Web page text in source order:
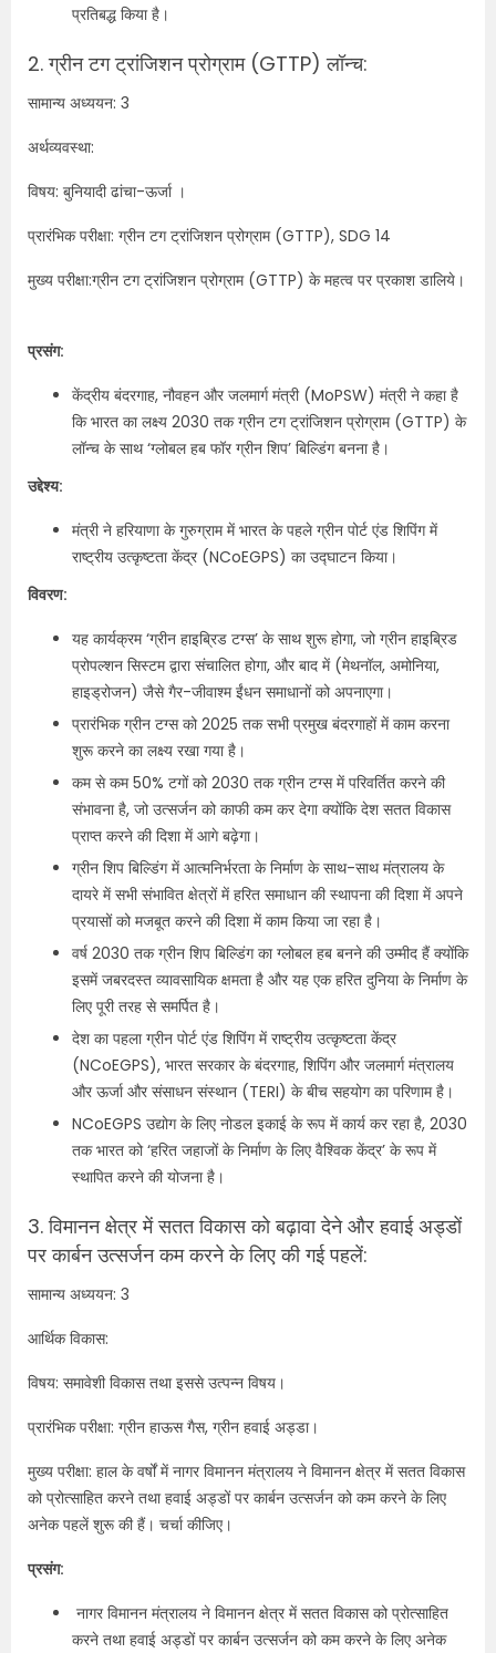
प्रतिबद्ध किया है।
2. ग्रीन टग ट्रांजिशन प्रोग्राम (GTTP) लॉन्च:
सामान्य अध्ययन: 3
अर्थव्यवस्था:
विषय: बुनियादी ढांचा-ऊर्जा ।
प्रारंभिक परीक्षा: ग्रीन टग ट्रांजिशन प्रोग्राम (GTTP), SDG 14
मुख्य परीक्षा:ग्रीन टग ट्रांजिशन प्रोग्राम (GTTP) के महत्व पर प्रकाश डालिये।
प्रसंग:
केंद्रीय बंदरगाह, नौवहन और जलमार्ग मंत्री (MoPSW) मंत्री ने कहा है
कि भारत का लक्ष्य 2030 तक ग्रीन टग ट्रांजिशन प्रोग्राम (GTTP) के
लॉन्च के साथ ‘ग्लोबल हब फॉर ग्रीन शिप’ बिल्डिंग बनना है।
उद्देश्य:
मंत्री ने हरियाणा के गुरुग्राम में भारत के पहले ग्रीन पोर्ट एंड शिपिंग में
राष्ट्रीय उत्कृष्टता केंद्र (NCoEGPS) का उद्घाटन किया।
विवरण:
यह कार्यक्रम ‘ग्रीन हाइब्रिड टग्स’ के साथ शुरू होगा, जो ग्रीन हाइब्रिड
प्रोपल्शन सिस्टम द्वारा संचालित होगा, और बाद में (मेथनॉल, अमोनिया,
हाइड्रोजन) जैसे गैर-जीवाश्म ईंधन समाधानों को अपनाएगा।
प्रारंभिक ग्रीन टग्स को 2025 तक सभी प्रमुख बंदरगाहों में काम करना
शुरू करने का लक्ष्य रखा गया है।
कम से कम 50% टगों को 2030 तक ग्रीन टग्स में परिवर्तित करने की
संभावना है, जो उत्सर्जन को काफी कम कर देगा क्योंकि देश सतत विकास
प्राप्त करने की दिशा में आगे बढ़ेगा।
ग्रीन शिप बिल्डिंग में आत्मनिर्भरता के निर्माण के साथ-साथ मंत्रालय के
दायरे में सभी संभावित क्षेत्रों में हरित समाधान की स्थापना की दिशा में अपने
प्रयासों को मजबूत करने की दिशा में काम किया जा रहा है।
वर्ष 2030 तक ग्रीन शिप बिल्डिंग का ग्लोबल हब बनने की उम्मीद हैं क्योंकि
इसमें जबरदस्त व्यावसायिक क्षमता है और यह एक हरित दुनिया के निर्माण के
लिए पूरी तरह से समर्पित है।
देश का पहला ग्रीन पोर्ट एंड शिपिंग में राष्ट्रीय उत्कृष्टता केंद्र
(NCoEGPS), भारत सरकार के बंदरगाह, शिपिंग और जलमार्ग मंत्रालय
और ऊर्जा और संसाधन संस्थान (TERI) के बीच सहयोग का परिणाम है।
NCoEGPS उद्योग के लिए नोडल इकाई के रूप में कार्य कर रहा है, 2030
तक भारत को ‘हरित जहाजों के निर्माण के लिए वैश्विक केंद्र’ के रूप में
स्थापित करने की योजना है।
3. विमानन क्षेत्र में सतत विकास को बढ़ावा देने और हवाई अड्डों
पर कार्बन उत्सर्जन कम करने के लिए की गई पहलें:
सामान्य अध्ययन: 3
आर्थिक विकास:
विषय: समावेशी विकास तथा इससे उत्पन्न विषय।
प्रारंभिक परीक्षा: ग्रीन हाऊस गैस, ग्रीन हवाई अड्डा।
मुख्य परीक्षा: हाल के वर्षों में नागर विमानन मंत्रालय ने विमानन क्षेत्र में सतत विकास
को प्रोत्साहित करने तथा हवाई अड्डों पर कार्बन उत्सर्जन को कम करने के लिए
अनेक पहलें शुरू की हैं। चर्चा कीजिए।
प्रसंग:
नागर विमानन मंत्रालय ने विमानन क्षेत्र में सतत विकास को प्रोत्साहित
करने तथा हवाई अड्डों पर कार्बन उत्सर्जन को कम करने के लिए अनेक